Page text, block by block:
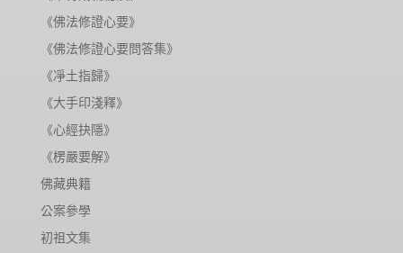
《佛法修證心要》
《佛法修證心要問答集》
《凈土指歸》
《大手印淺釋》
《心經抉隱》
《楞嚴要解》
佛藏典籍
公案參學
初祖文集